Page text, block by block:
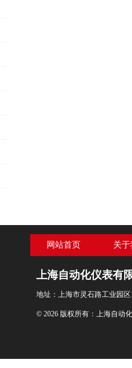
网站首页 关
上海自动化仪表有
地址：上海市灵石路工业园区
© 2026 版权所有：上海自动